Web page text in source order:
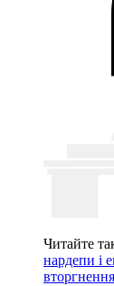
Читайте
нардепи і